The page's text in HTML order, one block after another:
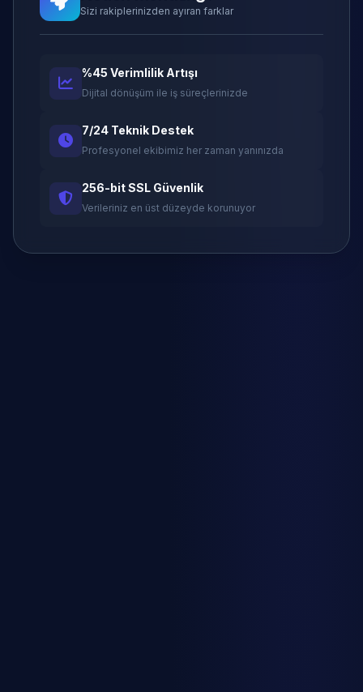
Sizi rakiplerinizden ayıran farklar
%45 Verimlilik Artışı
Dijital dönüşüm ile iş süreçlerinizde
7/24 Teknik Destek
Profesyonel ekibimiz her zaman yanınızda
256-bit SSL Güvenlik
Verileriniz en üst düzeyde korunuyor